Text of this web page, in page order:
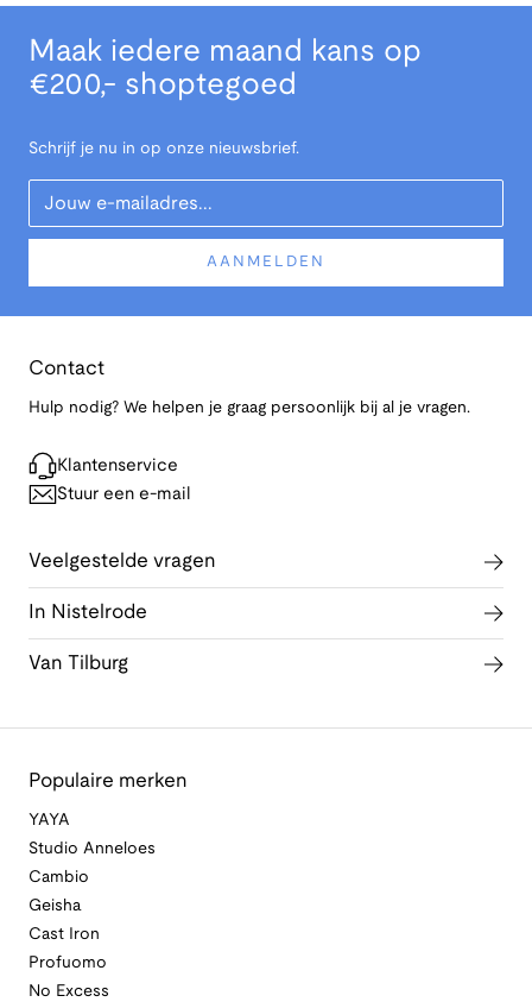
Maak iedere maand kans op
€200,- shoptegoed
Schrijf je nu in op onze nieuwsbrief.
Your Email
AANMELDEN
Contact
Hulp nodig? We helpen je graag persoonlijk bij al je vragen.
Klantenservice
Stuur een e-mail
Veelgestelde vragen
In Nistelrode
Van Tilburg
Populaire merken
YAYA
Studio Anneloes
Cambio
Geisha
Cast Iron
Profuomo
No Excess